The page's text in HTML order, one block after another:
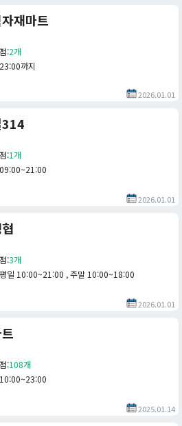
재마트
:2개
23:00까지
2026.01.01
314
:1개
09:00~21:00
2026.01.01
:3개
평일 10:00~21:00 , 주말 10:00~18:00
2026.01.01
:108개
10:00~23:00
2025.01.14